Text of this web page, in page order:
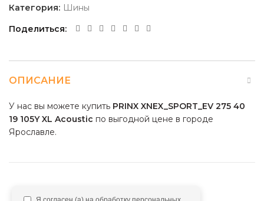
Категория: Шины
Поделиться
ОПИСАНИЕ
У нас вы можете купить PRINX XNEX_SPORT_EV 275 40
19 105Y XL Acoustic по выгодной цене в городе
Ярославле.